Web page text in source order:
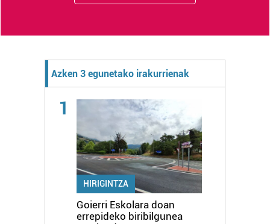
Azken 3 egunetako irakurrienak
1
HIRIGINTZA
Goierri Eskolara doan
errepideko biribilgunea